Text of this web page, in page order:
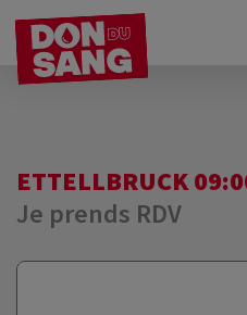
ETTELLBRUCK
Je prends RDV